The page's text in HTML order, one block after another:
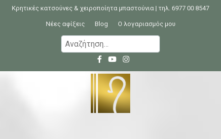
o
Κρητικές κατσούνες & χειροποίητα μπαστούνια | τηλ. 6977 00 8547
Νέες αφίξεις Blog Ο λογαριασμός μου
ν